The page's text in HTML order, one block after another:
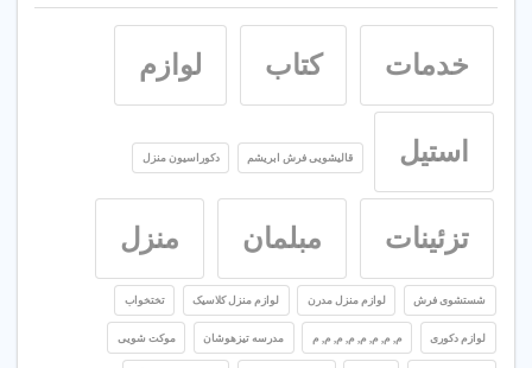
خدمات کتاب لوازم
استیل قالیشویی فرش ابریشم دکوراسیون منزل
تزئینات مبلمان منزل
شستشوی فرش لوازم منزل مدرن لوازم منزل کلاسیک تختخواب
لوازم دکوری م, م, م, م, م, م, م, م مدرسه تیزهوشان موکت شویی